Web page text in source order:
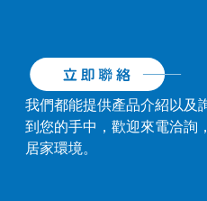
我們都能提供產品介紹以及
到您的手中，歡迎來電洽詢
居家環境。